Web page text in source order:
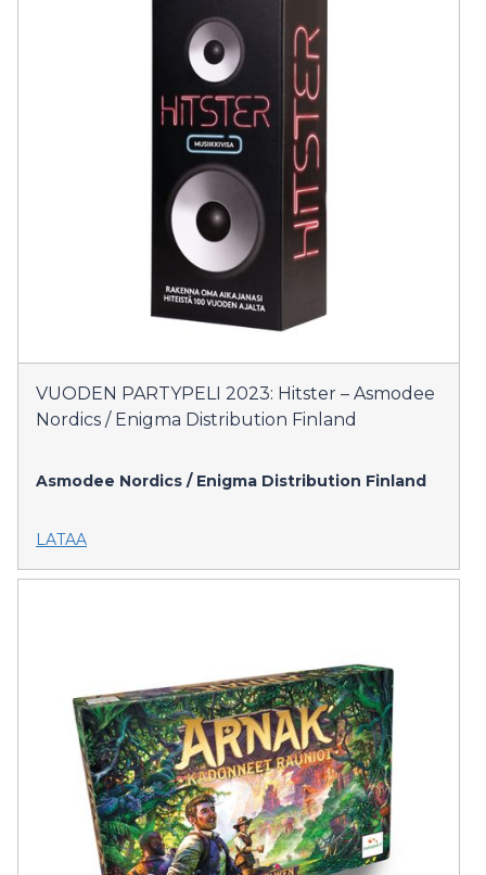
VUODEN PARTYPELI 2023: Hitster – Asmodee
Nordics / Enigma Distribution Finland
Asmodee Nordics / Enigma Distribution Finland
LATAA